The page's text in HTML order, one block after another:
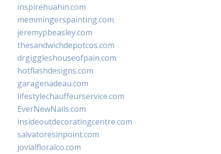
inspirehuahin.com
memmingerspainting.com
jeremypbeasley.com
thesandwichdepotcos.com
drgiggleshouseofpain.com
hotflashdesigns.com
garagenadeau.com
lifestylechauffeurservice.com
EverNewNails.com
insideoutdecoratingcentre.com
salvatoresinpoint.com
jovialfloralco.com